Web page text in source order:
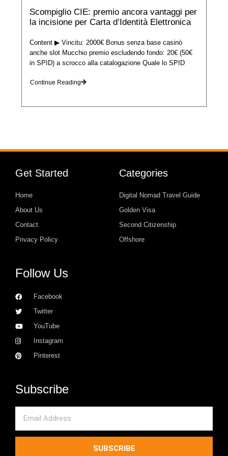
Scompiglio CIE: premio ancora vantaggi per
la incisione per Carta d’Identità Elettronica
Content ▶ Vincitu: 2000€ Bonus senza base casinò
anche slot Mucchio premio escludendo fondo: 20€ (50€
in SPID) a scrocco alla catalogazione Quale lo SPID
Continue Reading
Get Started
Home
About Us
Contact
Privacy Policy
Categories
Digital Nomad Travel Guide
Golden Visa
Second Citizenship
Offshore
Follow Us
Facebook
Twitter
YouTube
Instagram
Pinterest
Subscribe
SUBSCRIBE